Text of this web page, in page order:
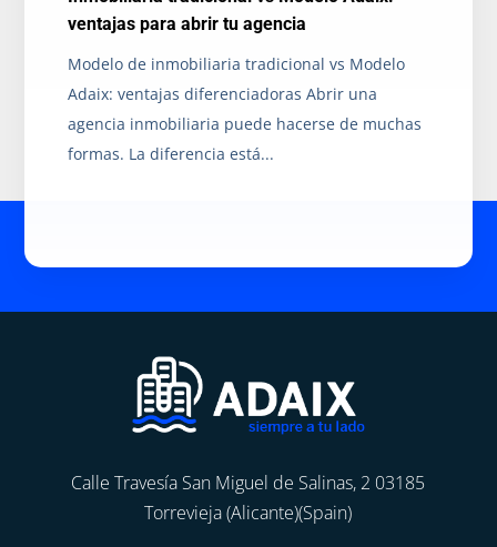
ventajas para abrir tu agencia
Modelo de inmobiliaria tradicional vs Modelo
Adaix: ventajas diferenciadoras Abrir una
agencia inmobiliaria puede hacerse de muchas
formas. La diferencia está...
Calle Travesía San Miguel de Salinas, 2 03185
Torrevieja (Alicante)(Spain)